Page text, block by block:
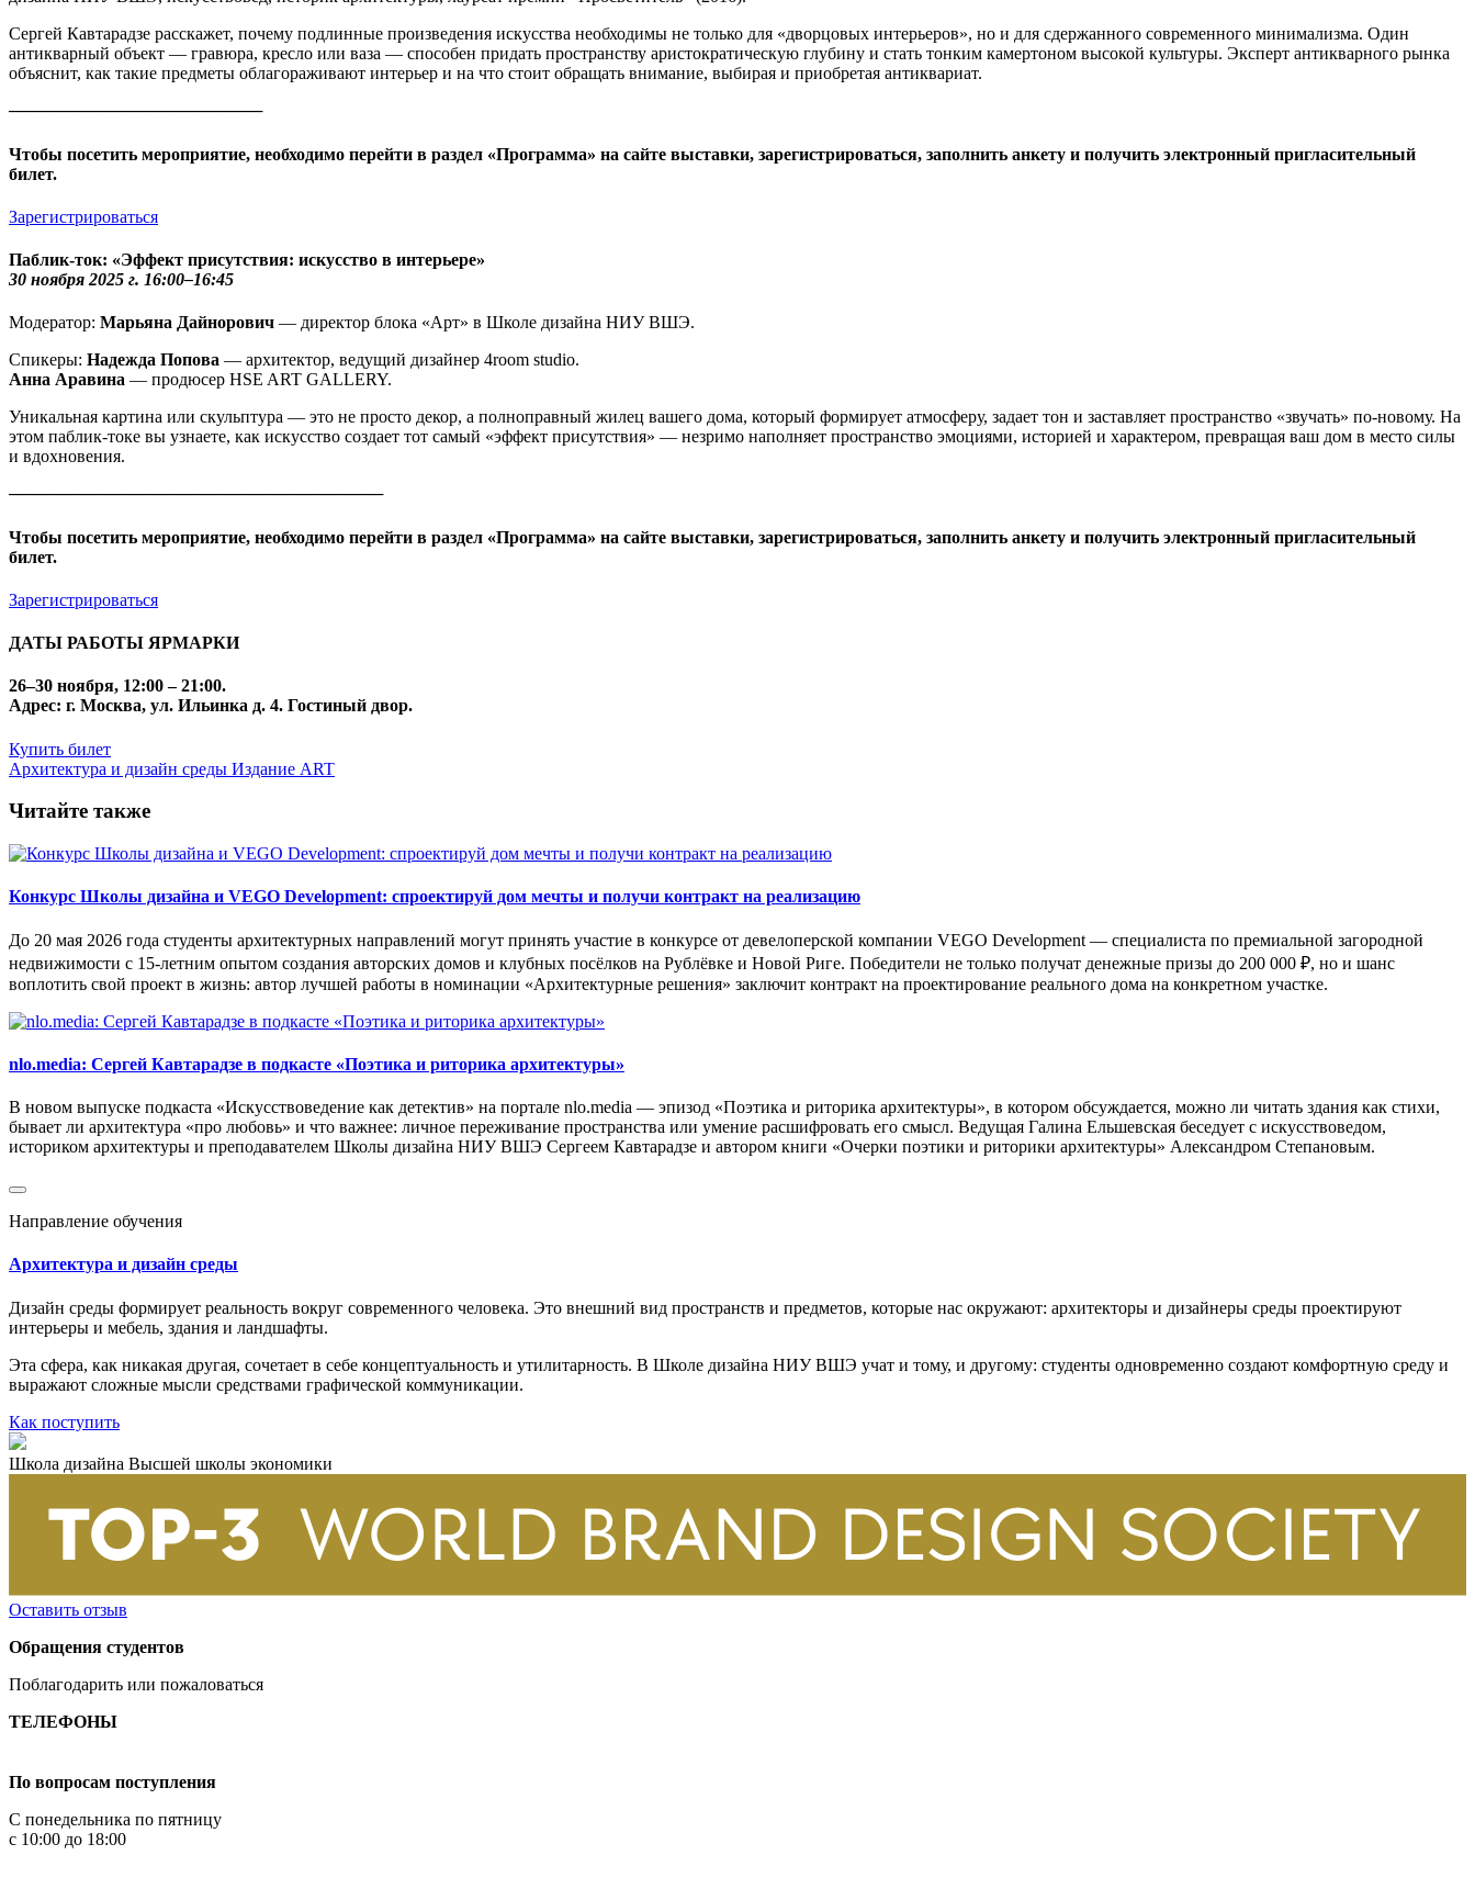
Сергей Кавтарадзе расскажет, почему подлинные произведения искусства необходимы не только для «дворцовых интерьеров», но и для сдержанного современного минимализма. Один
антикварный объект — гравюра, кресло или ваза — способен придать пространству аристократическую глубину и стать тонким камертоном высокой культуры. Эксперт антикварного рынка
объяснит, как такие предметы облагораживают интерьер и на что стоит обращать внимание, выбирая и приобретая антиквариат.
─────────────────────
Чтобы посетить мероприятие, необходимо перейти в раздел «Программа» на сайте выставки, зарегистрироваться, заполнить анкету и получить электронный пригласительный
билет.
Зарегистрироваться
Паблик-ток: «Эффект присутствия: искусство в интерьере»
30 ноября 2025 г. 16:00–16:45
Модератор: Марьяна Дайнорович — директор блока «Арт» в Школе дизайна НИУ ВШЭ.
Спикеры: Надежда Попова — архитектор, ведущий дизайнер 4room studio.
Анна Аравина — продюсер HSE ART GALLERY.
Уникальная картина или скульптура — это не просто декор, а полноправный жилец вашего дома, который формирует атмосферу, задает тон и заставляет пространство «звучать» по-новому. На
этом паблик-токе вы узнаете, как искусство создает тот самый «эффект присутствия» — незримо наполняет пространство эмоциями, историей и характером, превращая ваш дом в место силы
и вдохновения.
───────────────────────────────
Чтобы посетить мероприятие, необходимо перейти в раздел «Программа» на сайте выставки, зарегистрироваться, заполнить анкету и получить электронный пригласительный
билет.
Зарегистрироваться
ДАТЫ РАБОТЫ ЯРМАРКИ
26–30 ноября, 12:00 – 21:00.
Адрес: г. Москва, ул. Ильинка д. 4. Гостиный двор.
Купить билет
Архитектура и дизайн среды Издание ART
Читайте также
Конкурс Школы дизайна и VEGO Development: спроектируй дом мечты и получи контракт на реализацию
До 20 мая 2026 года студенты архитектурных направлений могут принять участие в конкурсе от девелоперской компании VEGO Development — специалиста по премиальной загородной
недвижимости с 15-летним опытом создания авторских домов и клубных посёлков на Рублёвке и Новой Риге. Победители не только получат денежные призы до 200 000 ₽, но и шанс
воплотить свой проект в жизнь: автор лучшей работы в номинации «Архитектурные решения» заключит контракт на проектирование реального дома на конкретном участке.
nlo.media: Сергей Кавтарадзе в подкасте «Поэтика и риторика архитектуры»
В новом выпуске подкаста «Искусствоведение как детектив» на портале nlo.media — эпизод «Поэтика и риторика архитектуры», в котором обсуждается, можно ли читать здания как стихи,
бывает ли архитектура «про любовь» и что важнее: личное переживание пространства или умение расшифровать его смысл. Ведущая Галина Ельшевская беседует с искусствоведом,
историком архитектуры и преподавателем Школы дизайна НИУ ВШЭ Сергеем Кавтарадзе и автором книги «Очерки поэтики и риторики архитектуры» Александром Степановым.
Направление обучения
Архитектура и дизайн среды
Дизайн среды формирует реальность вокруг современного человека. Это внешний вид пространств и предметов, которые нас окружают: архитекторы и дизайнеры среды проектируют
интерьеры и мебель, здания и ландшафты.
Эта сфера, как никакая другая, сочетает в себе концептуальность и утилитарность. В Школе дизайна НИУ ВШЭ учат и тому, и другому: студенты одновременно создают комфортную среду и
выражают сложные мысли средствами графической коммуникации.
Как поступить
Школа дизайна Высшей школы экономики
Оставить отзыв
Обращения студентов
Поблагодарить или пожаловаться
ТЕЛЕФОНЫ
По вопросам поступления
С понедельника по пятницу
с 10:00 до 18:00